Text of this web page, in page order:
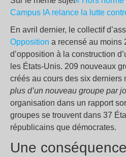
Campus IA relance la lutte
En avril dernier, le collectif
Opposition a recensé au moins
d’opposition à la construction
les États-Unis. 209 nouveaux
créés au cours des six derniers
plus d’un nouveau groupe par
organisation dans un rapport
groupes se trouvent dans 37
républicains que démocrates.
Une